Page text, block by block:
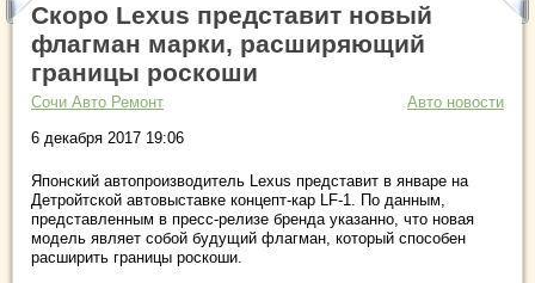
Скоро Lexus представит новый
флагман марки, расширяющий
границы роскоши
Сочи Авто Ремонт
Авто новости
6 декабря 2017 19:06
Японский автопроизводитель Lexus представит в январе на
Детройтской автовыставке концепт-кар LF-1. По данным,
представленным в пресс-релизе бренда указанно, что новая
модель являет собой будущий флагман, который способен
расширить границы роскоши.